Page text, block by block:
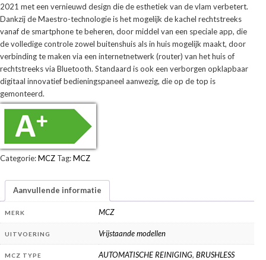
2021 met een vernieuwd design die de esthetiek van de vlam verbetert.
Dankzij de Maestro-technologie is het mogelijk de kachel rechtstreeks
vanaf de smartphone te beheren, door middel van een speciale app, die
de volledige controle zowel buitenshuis als in huis mogelijk maakt, door
verbinding te maken via een internetnetwerk (router) van het huis of
rechtstreeks via Bluetooth. Standaard is ook een verborgen opklapbaar
digitaal innovatief bedieningspaneel aanwezig, die op de top is
gemonteerd.
Categorie:MCZ Tag:MCZ
Aanvullende informatie
MERK MCZ
UITVOERING Vrijstaande modellen
MCZ TYPE AUTOMATISCHE REINIGING, BRUSHLESS